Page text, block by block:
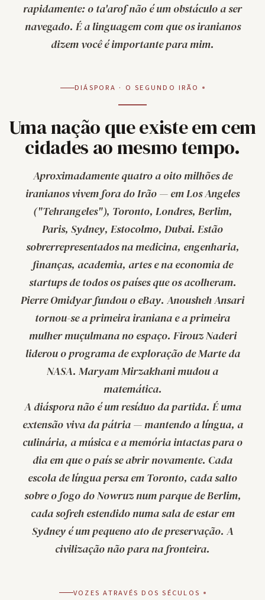
rapidamente: o ta'arofnão é um obstáculo a ser
navegado. É a linguagem com que os iranianos
dizem você é importante para mim.
DIÁSPORA · O SEGUNDO IRÃO
Uma nação que existe em cem
cidades ao mesmo tempo.
Aproximadamente quatro a oito milhões de
iranianos vivem fora do Irão — em Los Angeles
("Tehrangeles"), Toronto, Londres, Berlim,
Paris, Sydney, Estocolmo, Dubai. Estão
sobrerrepresentados na medicina, engenharia,
finanças, academia, artes e na economia de
startups de todos os países que os acolheram.
Pierre Omidyar fundou o eBay. Anousheh Ansari
tornou-se a primeira iraniana e a primeira
mulher muçulmana no espaço. Firouz Naderi
liderou o programa de exploração de Marte da
NASA. Maryam Mirzakhani mudou a
matemática.
A diáspora não é um resíduo da partida. É uma
extensão viva da pátria — mantendo a língua, a
culinária, a música e a memória intactas para o
dia em que o país se abrir novamente. Cada
escola de língua persa em Toronto, cada salto
sobre o fogo do Nowruz num parque de Berlim,
cadasofrehestendido numa sala de estar em
Sydney é um pequeno ato de preservação. A
civilização não para na fronteira.
VOZES ATRAVÉS DOS SÉCULOS